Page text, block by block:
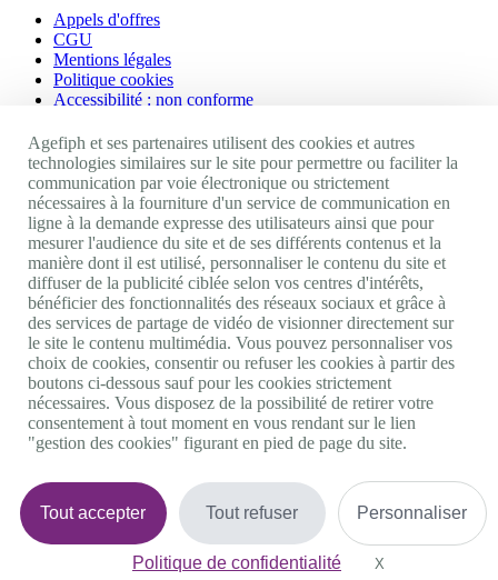
Appels d'offres
CGU
Mentions légales
Politique cookies
Accessibilité : non conforme
Nos autres sites
Site portail Agefiph
Activateur de progrès
Handinnov
Innovation et recherche
Université du RRH
Service AppuiPro
Nous suivre
Youtube
Linkedin
Facebook
Twitter
0 800 11 10 09Services & appel gratuitsDe 9h à 18h.
Nous contacter
Plateforme de mise en contact LSF
Gestion des cookies
Agefiph et ses partenaires utilisent des cookies et autres
technologies similaires sur le site pour permettre ou faciliter la
communication par voie électronique ou strictement
nécessaires à la fourniture d'un service de communication en
ligne à la demande expresse des utilisateurs ainsi que pour
mesurer l'audience du site et de ses différents contenus et la
manière dont il est utilisé, personnaliser le contenu du site et
diffuser de la publicité ciblée selon vos centres d'intérêts,
bénéficier des fonctionnalités des réseaux sociaux et grâce à
des services de partage de vidéo de visionner directement sur
le site le contenu multimédia. Vous pouvez personnaliser vos
choix de cookies, consentir ou refuser les cookies à partir des
boutons ci-dessous sauf pour les cookies strictement
nécessaires. Vous disposez de la possibilité de retirer votre
consentement à tout moment en vous rendant sur le lien
"gestion des cookies" figurant en pied de page du site.
Tout accepter Tout refuser Personnaliser
Politique de confidentialité X